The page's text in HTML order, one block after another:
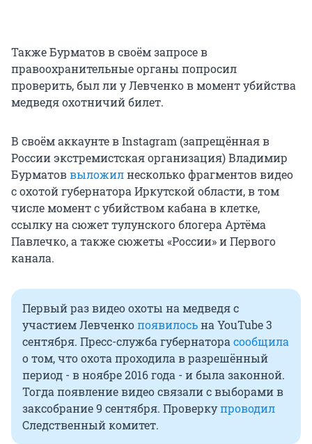
Также Бурматов в своём запросе в
правоохранительные органы попросил
проверить, был ли у Левченко в момент убийства
медведя охотничий билет.
В своём аккаунте в Instagram (запрещённая в
России экстремистская организация) Владимир
Бурматоввыложилнесколько фрагментов видео
с охотой губернатора Иркутской области, в том
числе момент с убийством кабана в клетке,
ссылку на сюжет тулунского блогера Артёма
Павлечко, а также сюжеты «России» и Первого
канала.
Первый раз видео охоты на медведя с
участием Левченкопоявилосьна YouTube 3
сентября. Пресс-служба губернатора сообщила
о том, что охота проходила в разрешённый
период - в ноябре 2016 года - и была законной.
Тогда появление видео связали с выборами в
заксобрание 9 сентября. Проверкупроводил
Следственный комитет.